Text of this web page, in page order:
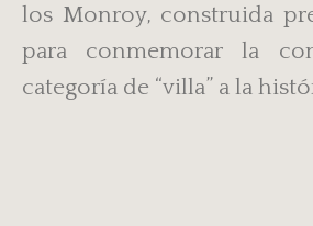
los Monroy, construida
para conmemorar la
categoría de “villa” a la